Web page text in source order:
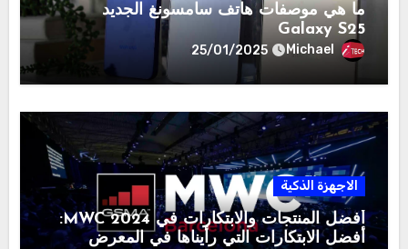
ما هي موصفات هاتف سامسونغ الجديد
Galaxy S25
Michael
25/01/2025
الاجهزة الذكية
أفضل المنتجات والابتكارات في MWC 2024:
أفضل الابتكارات التي رأيناها في المعرض